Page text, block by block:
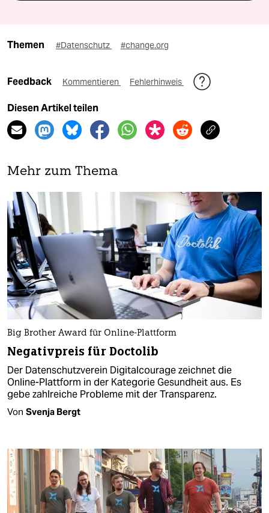
Themen #Datenschutz #change.org
Feedback Kommentieren Fehlerhinweis
Diesen Artikel teilen
Mehr zum Thema
Big Brother Award für Online-Plattform
Negativpreis für Doctolib
Der Datenschutzverein Digitalcourage zeichnet die
Online-Plattform in der Kategorie Gesundheit aus. Es
gebe zahlreiche Probleme mit der Transparenz.
Von Svenja Bergt